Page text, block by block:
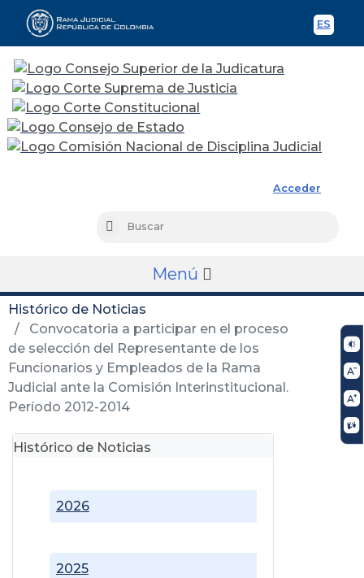
ES
Acceder
Buscar
Menú
Histórico de Noticias
Convocatoria a participar en el proceso
de selección del Representante de los
Funcionarios y Empleados de la Rama
Judicial ante la Comisión Interinstitucional.
Período 2012-2014
Histórico de Noticias
2025
2026